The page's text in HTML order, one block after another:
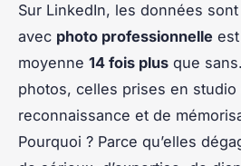
Sur LinkedIn, les données
avec photo professionnelle
moyenne 14 fois plus que
photos, celles prises en studio
reconnaissance et de
Pourquoi ? Parce qu’elles